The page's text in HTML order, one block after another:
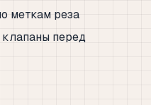
меткам реза
перед